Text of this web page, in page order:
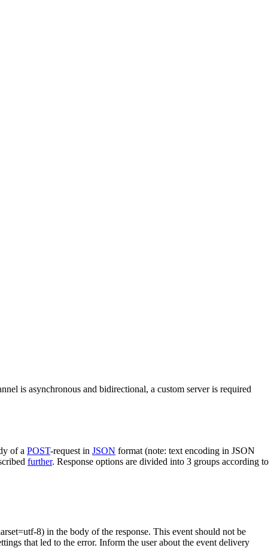
is asynchronous and bidirectional, a custom server is required
of a POST-request in JSON format (note: text encoding in JSON
further. Response options are divided into 3 groups according to
8) in the body of the response. This event should not be
that led to the error. Inform the user about the event delivery